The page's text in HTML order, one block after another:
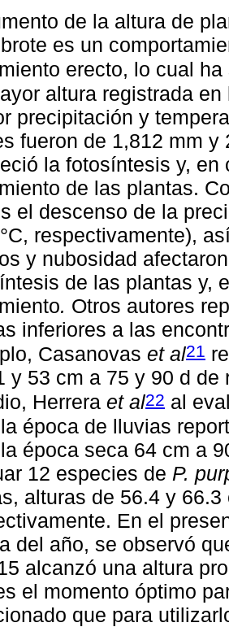
de la altura de
es un
erecto, lo cual
altura registrada
precipitación y
fueron de 1,812 mm y
la fotosíntesis y,
de las plantas.
el descenso de la
respectivamente),
y nubosidad
de las plantas y,
. Otros autores
inferiores a las
Casanovas et al21
y 53 cm a 75 y 90 d
Herrera et al22 al
época de lluvias
época seca 64 cm a
12 especies de P.
alturas de 56.4 y
En el
del año, se observó
alcanzó una altura
el momento óptimo
que para